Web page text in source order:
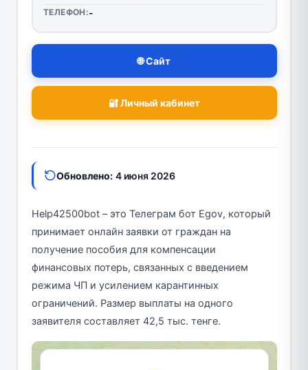
ТЕЛЕФОН:-
🌐 Сайт
🔐 Личный кабинет
Обновлено: 4 июня 2026
Help42500bot – это Телеграм бот Egov, который
принимает онлайн заявки от граждан на
получение пособия для компенсации
финансовых потерь, связанных с введением
режима ЧП и усилением карантинных
ограничений. Размер выплаты на одного
заявителя составляет 42,5 тыс. тенге.